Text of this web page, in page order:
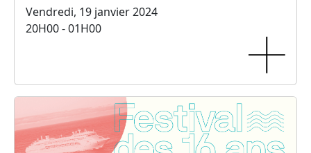
Vendredi, 19 janvier 2024
20H00 - 01H00